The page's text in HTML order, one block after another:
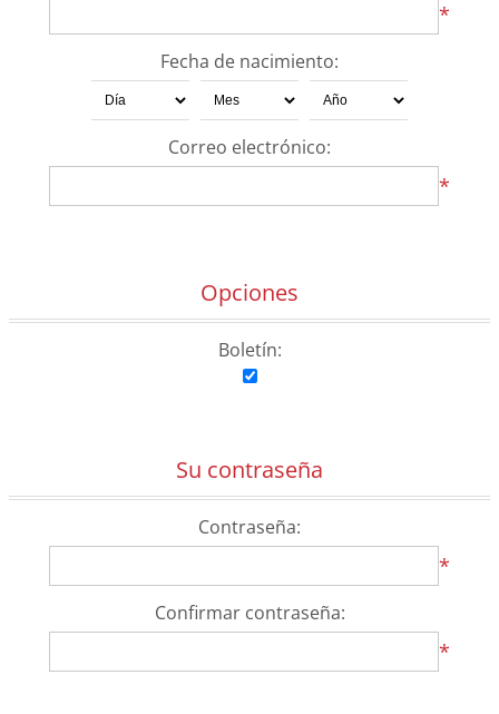
*
Fecha de nacimiento:
Correo electrónico:
*
Opciones
Boletín:
Su contraseña
Contraseña:
*
Confirmar contraseña:
*